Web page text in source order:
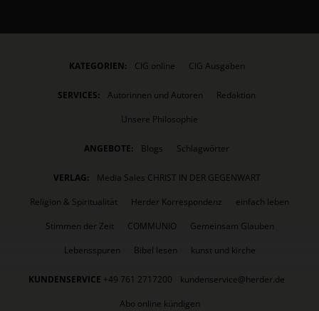
KATEGORIEN: CIG online CIG Ausgaben
SERVICES: Autorinnen und Autoren
Redaktion
Unsere Philosophie
ANGEBOTE: Blogs Schlagwörter
VERLAG:
Media Sales CHRIST IN DER GEGENWART
Religion & Spiritualität
Herder Korrespondenz
einfach leben
Stimmen der Zeit
COMMUNIO
Gemeinsam Glauben
Lebensspuren
Bibel lesen kunst und kirche
KUNDENSERVICE +49 761 2717200
kundenservice@herder.de
Abo online kündigen